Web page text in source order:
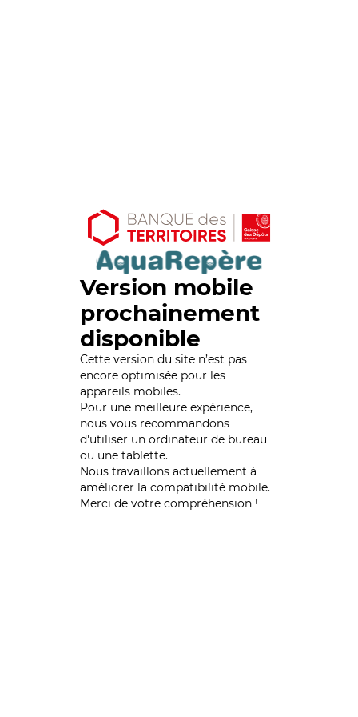
Version mobile
prochainement
disponible
Cette version du site n’est pas
encore optimisée pour les
appareils mobiles.
Pour une meilleure expérience,
nous vous recommandons
d'utiliser un ordinateur de bureau
ou une tablette.
Nous travaillons actuellement à
améliorer la compatibilité mobile.
Merci de votre compréhension !